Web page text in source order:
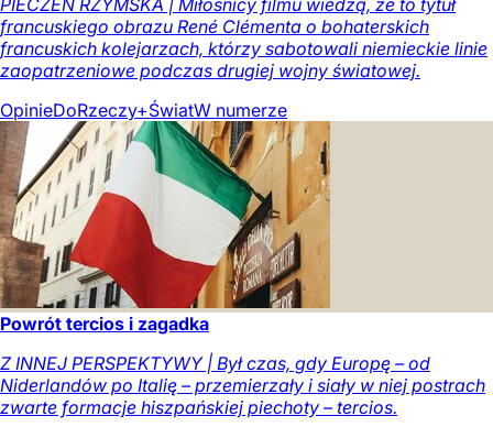
francuskiego obrazu René Clémenta o bohaterskich
francuskich kolejarzach, którzy sabotowali niemieckie linie
zaopatrzeniowe podczas drugiej wojny światowej.
OpinieDoRzeczy+ŚwiatW numerze
Powrót tercios i zagadka
Z INNEJ PERSPEKTYWY | Był czas, gdy Europę – od
Niderlandów po Italię – przemierzały i siały w niej postrach
zwarte formacje hiszpańskiej piechoty – tercios.